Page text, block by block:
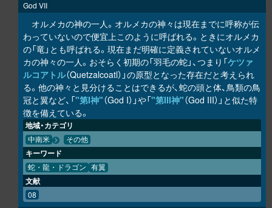
God VII
オルメカの神の一人。オルメカの神々は現在までに呼称が伝
わっていないので便宜上このように呼ばれる。ときにオルメカ
の「竜」とも呼ばれる。現在まだ明確に定義されていないオルメ
カの神々の一人。おそらく初期の「羽毛の蛇」、つまり「ケツァ
ルコアトル（Quetzalcoatl）」の原型となった存在だと考えられ
る。他の神々と見分けることはできるが、蛇の頭と体、鳥類の鳥
冠と翼など、「"第I神"（God I）」や「"第III神"（God III）」と似た特
徴を備えている。
地域・カテゴリ
中南米 その他
キーワード
蛇・龍・ドラゴン 有翼
文献
08